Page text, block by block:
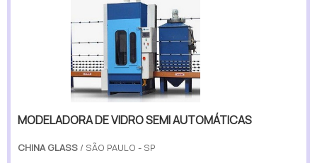
MODELADORA DE VIDRO SEMI AUTOMÁTICAS
CHINA GLASS / SÃO PAULO - SP